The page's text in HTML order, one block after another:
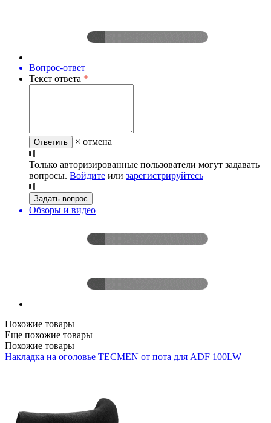
Вопрос-ответ
Текст ответа *
Ответить × отмена
Только авторизированные пользователи могут задавать
вопросы. Войдите или зарегистрируйтесь
Задать вопрос
Обзоры и видео
Похожие товары
Еще похожие товары
Похожие товары
Накладка на оголовье TECMEN от пота для ADF 100LW